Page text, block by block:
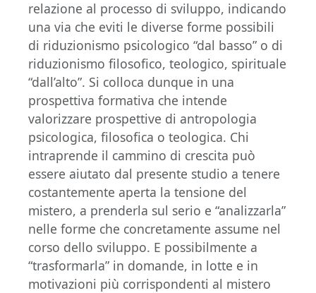
relazione al processo di sviluppo, indicando
una via che eviti le diverse forme possibili
di riduzionismo psicologico “dal basso” o di
riduzionismo filosofico, teologico, spirituale
“dall’alto”. Si colloca dunque in una
prospettiva formativa che intende
valorizzare prospettive di antropologia
psicologica, filosofica o teologica. Chi
intraprende il cammino di crescita può
essere aiutato dal presente studio a tenere
costantemente aperta la tensione del
mistero, a prenderla sul serio e “analizzarla”
nelle forme che concretamente assume nel
corso dello sviluppo. E possibilmente a
“trasformarla” in domande, in lotte e in
motivazioni più corrispondenti al mistero